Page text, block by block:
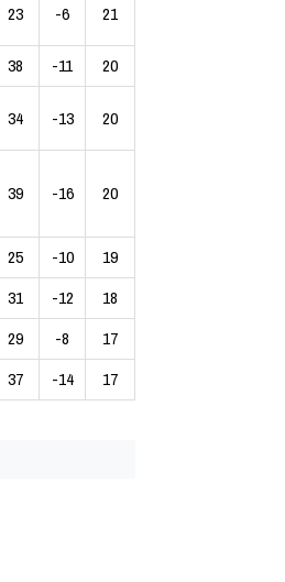
23 -6 21
38 -11 20
34 -13 20
39 -16 20
25 -10
19
31 -12
18
29 -8
17
37 -14 17